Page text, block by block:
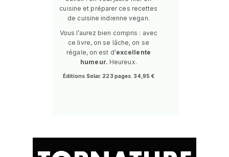
cuisine et préparer ces recettes
de cuisine indienne vegan.
Vous l’aurez bien compris : avec
ce livre, on se lâche, on se
régale, on est d’excellente
humeur. Heureux.
Éditions Solar. 223 pages. 34,95 €